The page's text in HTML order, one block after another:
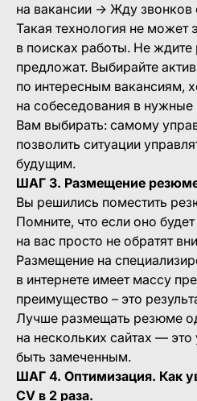
на вакансии → Жду звонков
Такая технология не может
в поисках работы. Не
предложат. Выбирайте
по интересным вакансиям,
на собеседования в
Вам выбирать: самому
позволить ситуации
будущим.
ШАГ 3. Размещение
Вы решились поместить
Помните, что если оно
на вас просто не обратят
Размещение на
в интернете имеет массу
преимущество – это
Лучше размещать резюме
на нескольких сайтах —
быть замеченным.
ШАГ 4. Оптимизация. Как
CV в 2 раза.